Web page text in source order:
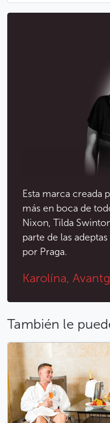
Esta marca creada
más en boca de
Nixon, Tilda
parte de las
por Praga.
Karolína,
También le